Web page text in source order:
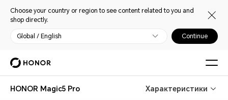
Choose your country or region to see content related to you and
shop directly.
Global / English Continue
HONOR Magic5 Pro Характеристики